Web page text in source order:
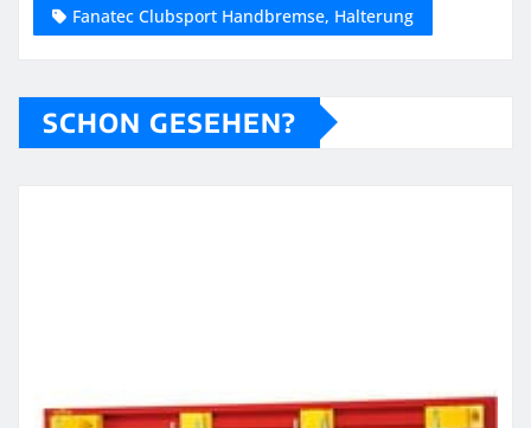
Fanatec Clubsport Handbremse, Halterung
SCHON GESEHEN?